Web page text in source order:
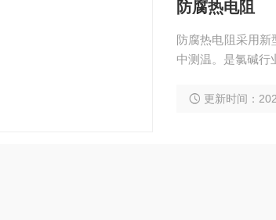
防腐热电阻
防腐热电阻采用新
中测温。是氯碱行
更新时间：